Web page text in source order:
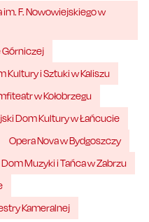
F. Nowowiejskiego w
Górniczej
Kultury i Sztuki w Kaliszu
w Kołobrzegu
Dom Kultury w Łańcucie
Opera Nova w Bydgoszczy
Dom Muzyki i Tańca w Zabrzu
Kameralnej